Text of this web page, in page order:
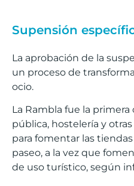
Supensión
La aprobación de la
un proceso de
ocio.
La Rambla fue la
pública, hostelería y
para fomentar las
paseo, a la vez que
de uso turístico, según